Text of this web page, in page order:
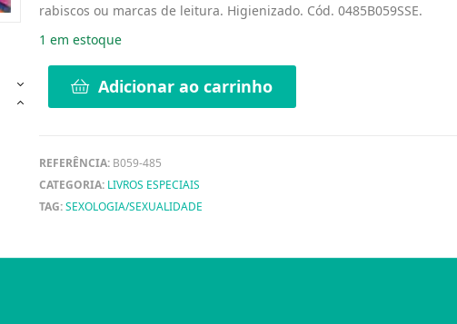
rabiscos ou marcas de leitura. Higienizado. Cód. 0485B059SSE.
1 em estoque
Adicionar ao carrinho
REFERÊNCIA: B059-485
CATEGORIA: LIVROS ESPECIAIS
TAG:SEXOLOGIA/SEXUALIDADE